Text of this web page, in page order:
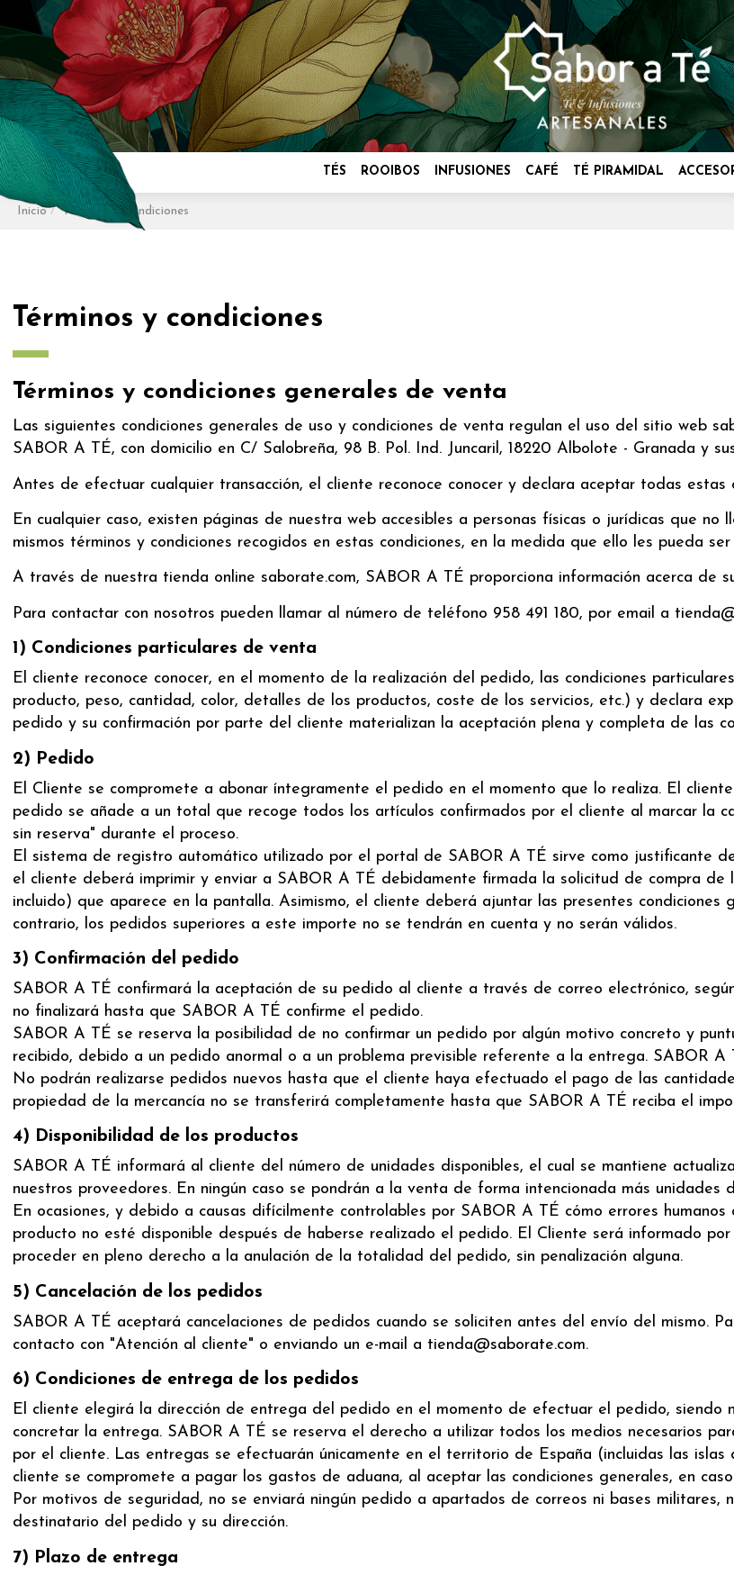
TÉS ROOIBOS INFUSIONES CAFÉ TÉ PIRAMIDAL
Inicio Términos y condiciones
Términos y condiciones
Términos y condiciones generales de venta
Las siguientes condiciones generales de uso y condiciones de venta regulan el uso del sitio web
SABOR A TÉ, con domicilio en C/ Salobreña, 98 B. Pol. Ind. Juncaril, 18220 Albolote - Granada y
Antes de efectuar cualquier transacción, el cliente reconoce conocer y declara aceptar todas estas
En cualquier caso, existen páginas de nuestra web accesibles a personas físicas o jurídicas que
mismos términos y condiciones recogidos en estas condiciones, en la medida que ello les pueda ser
A través de nuestra tienda online saborate.com, SABOR A TÉ proporciona información acerca de
Para contactar con nosotros pueden llamar al número de teléfono 958 491 180, por email a
1) Condiciones particulares de venta
El cliente reconoce conocer, en el momento de la realización del pedido, las condiciones
producto, peso, cantidad, color, detalles de los productos, coste de los servicios, etc.) y declara
pedido y su confirmación por parte del cliente materializan la aceptación plena y completa de las
2) Pedido
El Cliente se compromete a abonar íntegramente el pedido en el momento que lo realiza. El
pedido se añade a un total que recoge todos los artículos confirmados por el cliente al marcar la
sin reserva" durante el proceso.
El sistema de registro automático utilizado por el portal de SABOR A TÉ sirve como justificante
el cliente deberá imprimir y enviar a SABOR A TÉ debidamente firmada la solicitud de compra
incluido) que aparece en la pantalla. Asimismo, el cliente deberá ajuntar las presentes
contrario, los pedidos superiores a este importe no se tendrán en cuenta y no serán válidos.
3) Confirmación del pedido
SABOR A TÉ confirmará la aceptación de su pedido al cliente a través de correo electrónico,
no finalizará hasta que SABOR A TÉ confirme el pedido.
SABOR A TÉ se reserva la posibilidad de no confirmar un pedido por algún motivo concreto y
recibido, debido a un pedido anormal o a un problema previsible referente a la entrega. SABOR
No podrán realizarse pedidos nuevos hasta que el cliente haya efectuado el pago de las
propiedad de la mercancía no se transferirá completamente hasta que SABOR A TÉ reciba el
4) Disponibilidad de los productos
SABOR A TÉ informará al cliente del número de unidades disponibles, el cual se mantiene
nuestros proveedores. En ningún caso se pondrán a la venta de forma intencionada más
En ocasiones, y debido a causas difícilmente controlables por SABOR A TÉ cómo errores
producto no esté disponible después de haberse realizado el pedido. El Cliente será informado
proceder en pleno derecho a la anulación de la totalidad del pedido, sin penalización alguna.
5) Cancelación de los pedidos
SABOR A TÉ aceptará cancelaciones de pedidos cuando se soliciten antes del envío del mismo.
contacto con "Atención al cliente" o enviando un e-mail a tienda@saborate.com.
6) Condiciones de entrega de los pedidos
El cliente elegirá la dirección de entrega del pedido en el momento de efectuar el pedido, siendo
concretar la entrega. SABOR A TÉ se reserva el derecho a utilizar todos los medios necesarios
por el cliente. Las entregas se efectuarán únicamente en el territorio de España (incluidas las islas
cliente se compromete a pagar los gastos de aduana, al aceptar las condiciones generales, en
Por motivos de seguridad, no se enviará ningún pedido a apartados de correos ni bases
destinatario del pedido y su dirección.
7) Plazo de entrega